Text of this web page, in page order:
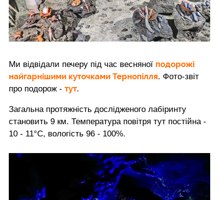
Ми відвідали печеру під час весняної подорожі
найгарнішими куточками Тернопілля. Фото-звіт
про подорож - тут.
Загальна протяжність дослідженого лабіринту
становить 9 км. Температура повітря тут постійна -
10 - 11°С, вологість 96 - 100%.